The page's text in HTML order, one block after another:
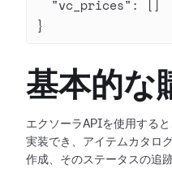
  "vc_prices"
: []
}
基本的な
エクソーラAPIを使用する
実装でき、アイテムカタロ
作成、そのステータスの追